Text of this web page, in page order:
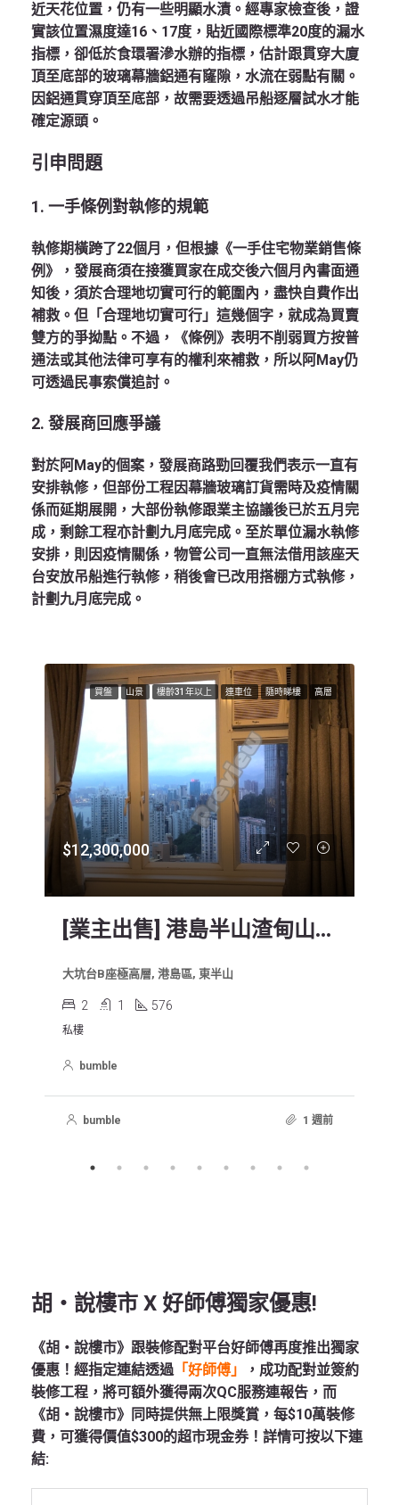
近天花位置，仍有一些明顯水漬。經專家檢查後，證
實該位置濕度達16、17度，貼近國際標準20度的漏水
指標，卻低於食環署滲水辦的指標，估計跟貫穿大廈
頂至底部的玻璃幕牆鋁通有窿隙，水流在弱點有關。
因鋁通貫穿頂至底部，故需要透過吊船逐層試水才能
確定源頭。
引申問題
1. 一手條例對執修的規範
執修期橫跨了22個月，但根據《一手住宅物業銷售條
例》，發展商須在接獲買家在成交後六個月內書面通
知後，須於合理地切實可行的範圍內，盡快自費作出
補救。但「合理地切實可行」這幾個字，就成為買賣
雙方的爭拗點。不過，《條例》表明不削弱買方按普
通法或其他法律可享有的權利來補救，所以阿May仍
可透過民事索償追討。
2. 發展商回應爭議
對於阿May的個案，發展商路勁回覆我們表示一直有
安排執修，但部份工程因幕牆玻璃訂貨需時及疫情關
係而延期展開，大部份執修跟業主協議後已於五月完
成，剩餘工程亦計劃九月底完成。至於單位漏水執修
安排，則因疫情關係，物管公司一直無法借用該座天
台安放吊船進行執修，稍後會已改用搭棚方式執修，
計劃九月底完成。
買盤 山景 樓齡31年以上 連車位 隨時睇樓 高層
$12,300,000
[業主出售] 港島半山渣甸山區 大坑台 極高層2房1廁 [For Sale From Owner] Tai Hang Terrace 2 Bed (HK Island Mid-Hill, Jardine’s Lookout Area)
大坑台B座極高層, 港島區, 東半山
2 1 576
私樓
bumble
bumble 1 週前
胡‧說樓市 X 好師傅獨家優惠!
《胡‧說樓市》跟裝修配對平台好師傅再度推出獨家
優惠！經指定連結透過「好師傅」
，成功配對並簽約
裝修工程，將可額外獲得兩次QC服務連報告，而
《胡‧說樓市》同時提供無上限獎賞，每$10萬裝修
費，可獲得價值$300的超市現金券！詳情可按以下連
結: